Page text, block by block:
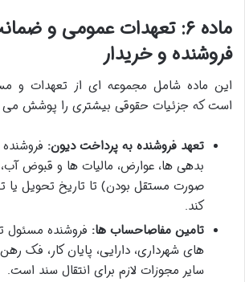
ماده ۶: تعهدات عمومی و
فروشنده و خریدار
این ماده شامل مجموعه ای از تعهدات و
است که جزئیات حقوقی بیشتری را پوشش
تعهد فروشنده به پرداخت دیون:
بدهی ها، عوارض، مالیات ها و قبوض آب،
صورت مستقل بودن) تا تاریخ تحویل یا
کند.
تامین مفاصاحساب ها: فروشنده مسئول
های شهرداری، دارایی، پایان کار، فک
سایر مجوزات لازم برای انتقال سند است.